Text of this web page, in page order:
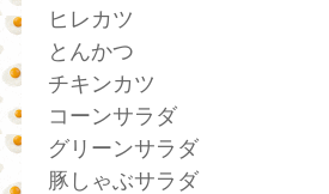
ヒレカツ
とんかつ
チキンカツ
コーンサラダ
グリーンサラダ
豚しゃぶサラダ